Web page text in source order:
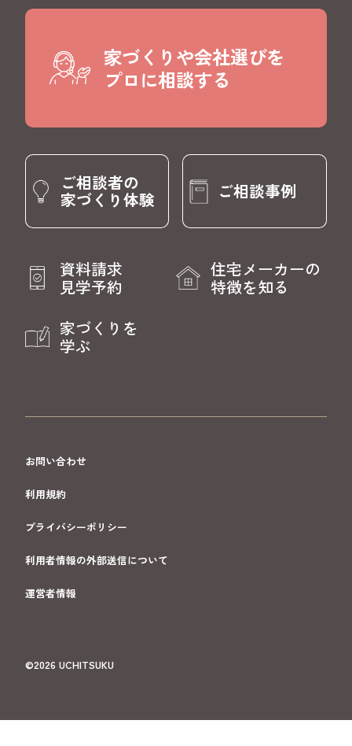
家づくりや会社選びを
プロに相談する
ご相談者の
家づくり体験 ご相談事例
資料請求
見学予約
住宅メーカーの
特徴を知る
家づくりを
学ぶ
お問い合わせ
利用規約
プライバシーポリシー
利用者情報の外部送信について
運営者情報
©2026 UCHITSUKU